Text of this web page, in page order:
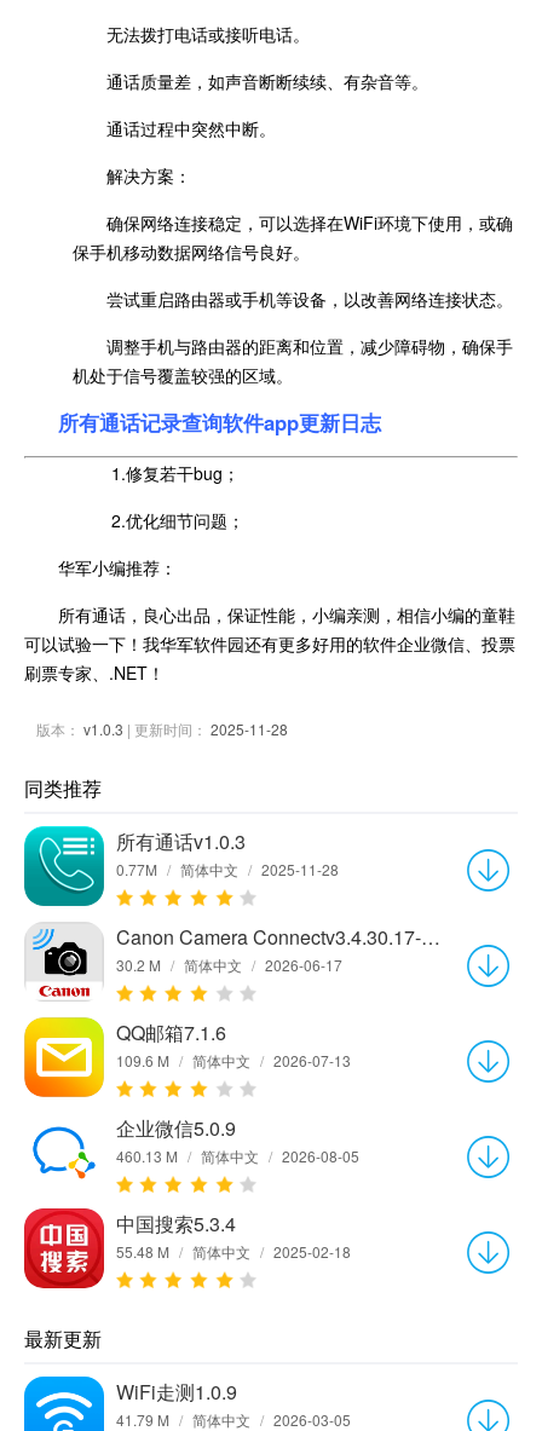
无法拨打电话或接听电话。
通话质量差，如声音断断续续、有杂音等。
通话过程中突然中断。
解决方案：
确保网络连接稳定，可以选择在WiFi环境下使用，或确
保手机移动数据网络信号良好。
尝试重启路由器或手机等设备，以改善网络连接状态。
调整手机与路由器的距离和位置，减少障碍物，确保手
机处于信号覆盖较强的区域。
所有通话记录查询软件app更新日志
1.修复若干bug；
2.优化细节问题；
华军小编推荐：
所有通话，良心出品，保证性能，小编亲测，相信小编的童鞋
可以试验一下！我华军软件园还有更多好用的软件企业微信、投票
刷票专家、.NET！
版本： v1.0.3 | 更新时间： 2025-11-28
同类推荐
所有通话v1.0.3
0.77M / 简体中文 / 2025-11-28
Canon Camera Connectv3.4.30.17-cn最新版
30.2 M / 简体中文 / 2026-06-17
QQ邮箱7.1.6
109.6 M / 简体中文 / 2026-07-13
企业微信5.0.9
460.13 M / 简体中文 / 2026-08-05
中国搜索5.3.4
55.48 M / 简体中文 / 2025-02-18
最新更新
WiFi走测1.0.9
41.79 M / 简体中文 / 2026-03-05